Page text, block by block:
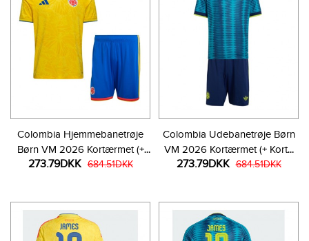
Colombia Hjemmebanetrøje
Børn VM 2026 Kortærmet (+
Korte bukser)
273.79DKK 684.51DKK
Colombia Udebanetrøje Børn
VM 2026 Kortærmet (+ Korte
bukser)
273.79DKK 684.51DKK